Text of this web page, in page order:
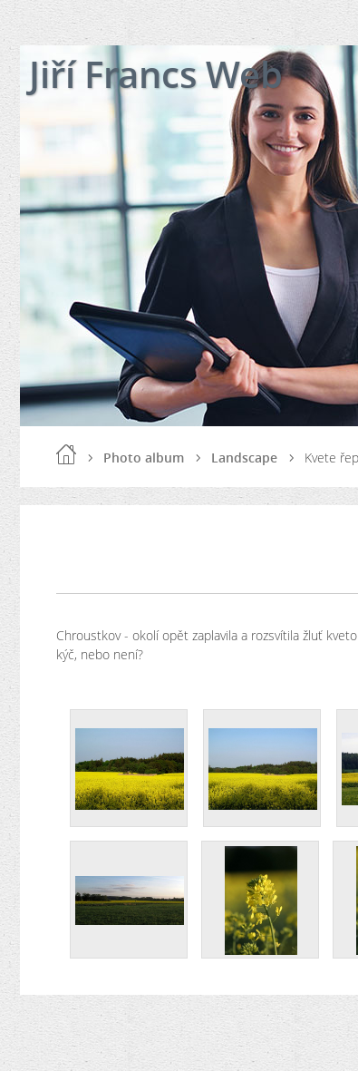
Jiří Francs Web
Photo album Landscape Kvete
Chroustkov - okolí opět zaplavila a rozsvítila žluť
kýč, nebo není?